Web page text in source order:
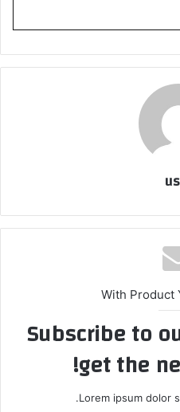
With Product
Subscribe to
get the
Lorem ipsum dolor